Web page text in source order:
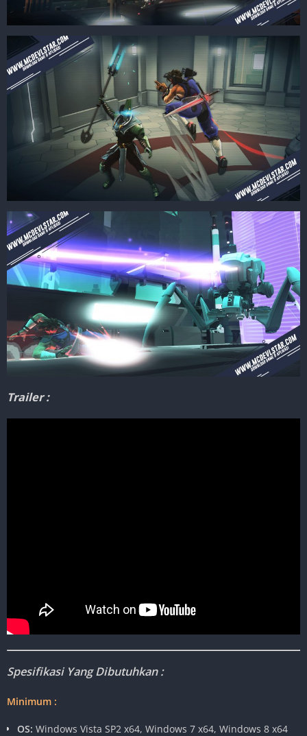
Trailer :
Spesifikasi Yang Dibutuhkan :
Minimum :
OS: Windows Vista SP2 x64, Windows 7 x64, Windows 8 x64